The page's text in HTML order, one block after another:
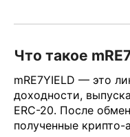
Что такое
mRE7YIELD — это
доходности,
ERC-20. После
полученные